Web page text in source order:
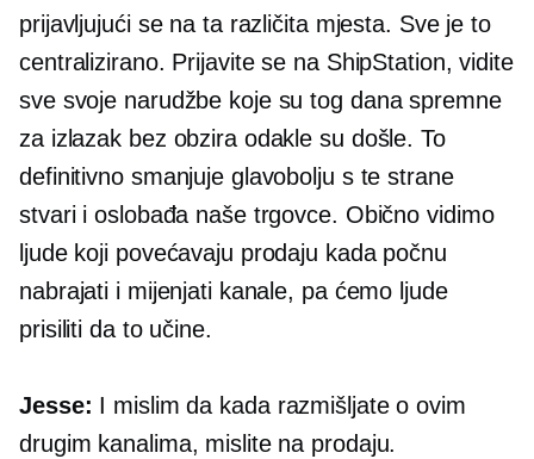
prijavljujući se na ta različita mjesta. Sve je to
centralizirano. Prijavite se na ShipStation, vidite
sve svoje narudžbe koje su tog dana spremne
za izlazak bez obzira odakle su došle. To
definitivno smanjuje glavobolju s te strane
stvari i oslobađa naše trgovce. Obično vidimo
ljude koji povećavaju prodaju kada počnu
nabrajati i mijenjati kanale, pa ćemo ljude
prisiliti da to učine.
Jesse: I mislim da kada razmišljate o ovim
drugim kanalima, mislite na prodaju.